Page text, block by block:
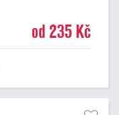
od 235 Kč